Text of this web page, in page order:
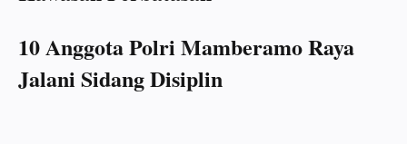
10 Anggota Polri Mamberamo Raya
Jalani Sidang Disiplin